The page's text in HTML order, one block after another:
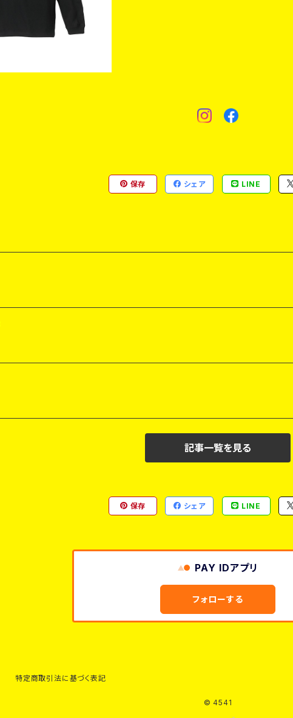
保存 シェア LINE
記事一覧を見る
保存 シェア LINE
PAY IDアプリ
フォローする
特定商取引法に基づく表記
© 4541